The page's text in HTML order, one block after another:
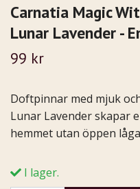
Carnatia Magic
Lunar Lavender -
99 kr
Doftpinnar med mjuk
Lunar Lavender skapar
hemmet utan öppen
I lager.